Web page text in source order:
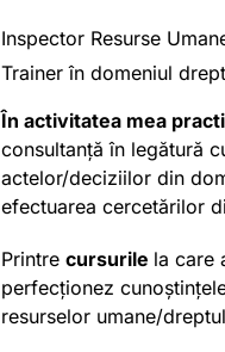
Inspector Resurse
Trainer în domeniul
În activitatea mea
consultanță în legătură
actelor/deciziilor din
efectuarea cercetărilor
Printre cursurile la care
perfecționez
resurselor umane/